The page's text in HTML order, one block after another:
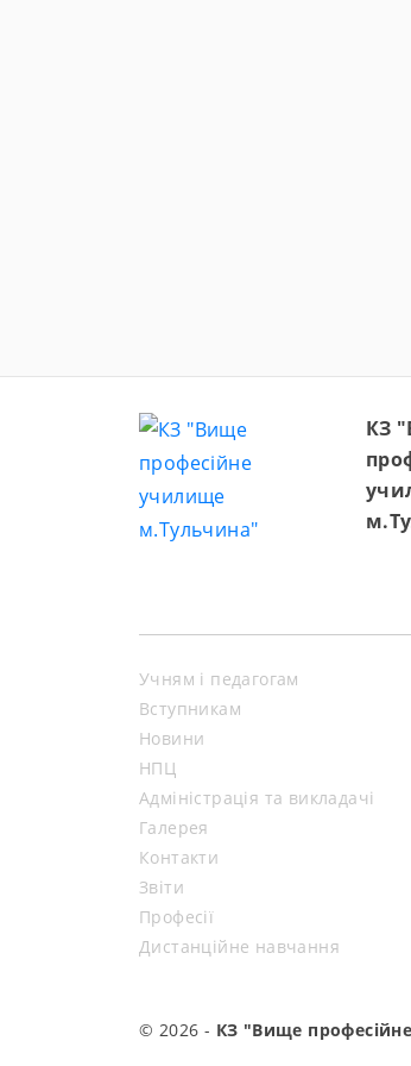
КЗ
Учням і педагогам
Вступникам
Новини
НПЦ
Адміністрація та викладачі
Галерея
Контакти
Звіти
Професії
Дистанційне навчання
© 2026 - КЗ "Вище